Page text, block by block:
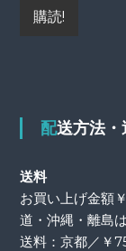
配送方法
送料
お買い上げ金額
道・沖縄・離島
送料：京都／￥